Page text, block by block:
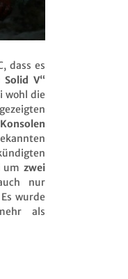
dass es
Solid V“
wohl die
umzwei
nur
wurde
als